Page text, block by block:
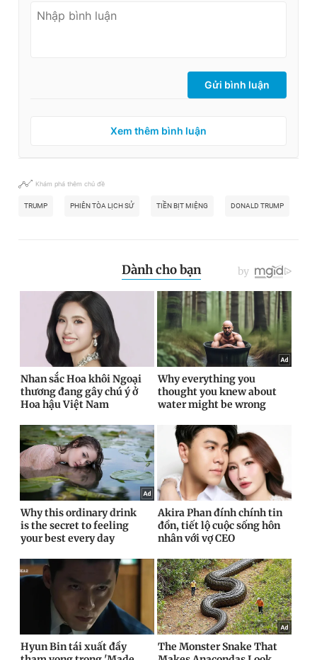
Giấy phép xuất bản số 110/GP - BTTTT cấp ngày 24.3.2020
© 2003-2026 Bản quyền thuộc về Báo Thanh Niên. Cấm sao
Gửi bình luận
Xem thêm bình luận
Khám phá thêm chủ đề
TRUMP PHIÊN TÒA LỊCH SỬ TIỀN BỊT MIỆNG DONALD TRUMP